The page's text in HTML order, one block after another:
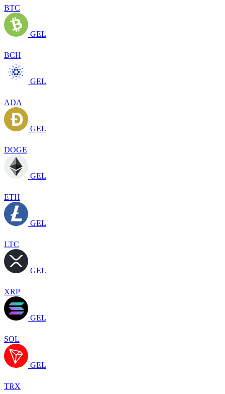
BTC
GEL
BCH
GEL
ADA
GEL
DOGE
GEL
ETH
GEL
LTC
GEL
XRP
GEL
SOL
GEL
TRX